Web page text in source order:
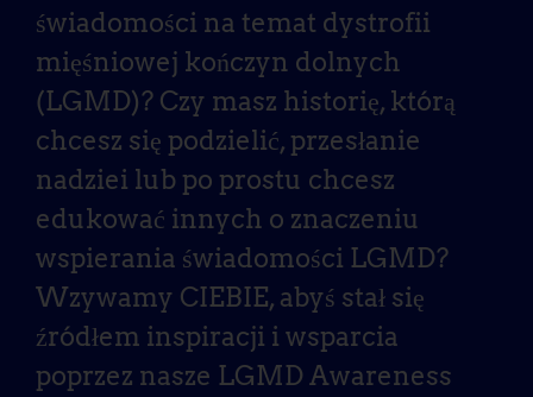
świadomości na temat dystrofii
mięśniowej kończyn dolnych
(LGMD)? Czy masz historię, którą
chcesz się podzielić, przesłanie
nadziei lub po prostu chcesz
edukować innych o znaczeniu
wspierania świadomości LGMD?
Wzywamy CIEBIE, abyś stał się
źródłem inspiracji i wsparcia
poprzez nasze LGMD Awareness